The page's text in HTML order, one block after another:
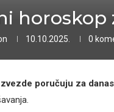
horoskop
10.10.2025. 0
zvezde poručuju za danas